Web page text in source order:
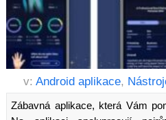
v: Android aplikace,
Zábavná aplikace, která Vám